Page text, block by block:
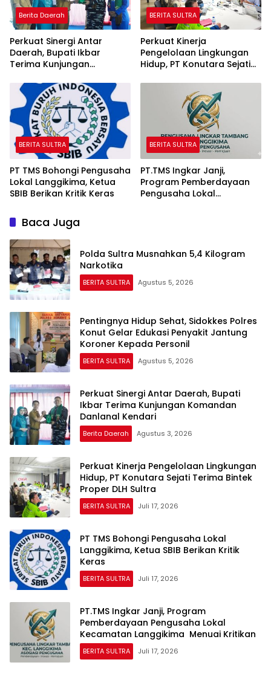
Berita Daerah
Perkuat Sinergi Antar
Daerah, Bupati Ikbar
Terima Kunjungan
Kendari
BERITA SULTRA
Perkuat Kinerja
Pengelolaan Lingkungan
Hidup, PT Konutara Sejati
Sultra
BERITA SULTRA
PT TMS Bohongi Pengusaha
Lokal Langgikima, Ketua
SBIB Berikan Kritik Keras
BERITA SULTRA
PT.TMS Ingkar Janji,
Program Pemberdayaan
Pengusaha Lokal
Baca Juga
Polda Sultra Musnahkan 5,4 Kilogram
Narkotika
BERITA SULTRA Agustus 5, 2026
Pentingnya Hidup Sehat, Sidokkes Polres
Konut Gelar Edukasi Penyakit Jantung
Koroner Kepada Personil
BERITA SULTRA Agustus 5, 2026
Perkuat Sinergi Antar Daerah, Bupati
Ikbar Terima Kunjungan Komandan
Danlanal Kendari
Berita Daerah Agustus 3, 2026
Perkuat Kinerja Pengelolaan Lingkungan
Hidup, PT Konutara Sejati Terima Bintek
Proper DLH Sultra
BERITA SULTRA Juli 17, 2026
PT TMS Bohongi Pengusaha Lokal
Langgikima, Ketua SBIB Berikan Kritik
Keras
BERITA SULTRA Juli 17, 2026
PT.TMS Ingkar Janji, Program
Pemberdayaan Pengusaha Lokal
Kecamatan Langgikima Menuai Kritikan
BERITA SULTRA Juli 17, 2026